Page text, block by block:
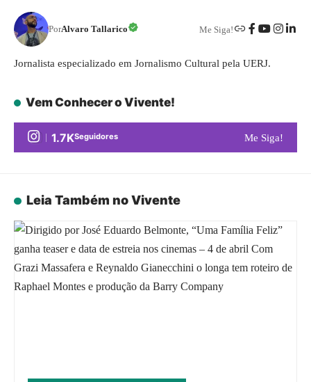
PorAlvaro Tallarico Me Siga!
Jornalista especializado em Jornalismo Cultural pela UERJ.
Vem Conhecer o Vivente!
1.7KSeguidores Me Siga!
Leia Também no Vivente